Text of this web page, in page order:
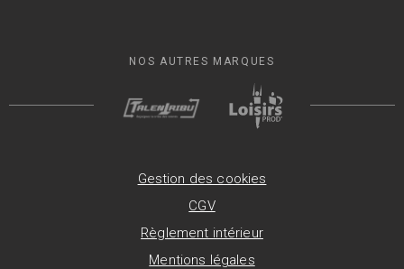
NOS AUTRES MARQUES
Gestion des cookies
CGV
Règlement intérieur
Mentions légales